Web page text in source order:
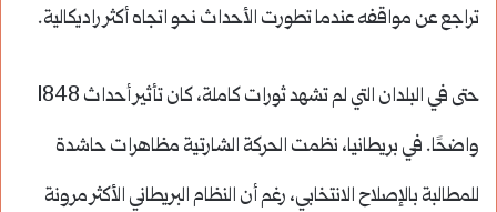
تراجع عن مواقفه عندما تطورت الأحداث نحو اتجاه أكثر راديكالية.
حتى في البلدان التي لم تشهد ثورات كاملة، كان تأثير أحداث 1848
واضحًا. في بريطانيا، نظمت الحركة الشارتية مظاهرات حاشدة
للمطالبة بالإصلاح الانتخابي، رغم أن النظام البريطاني الأكثر مرونة